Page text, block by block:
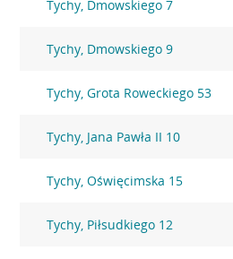
Tychy, Dmowskiego 7
Tychy, Dmowskiego 9
Tychy, Grota Roweckiego 53
Tychy, Jana Pawła II 10
Tychy, Oświęcimska 15
Tychy, Piłsudkiego 12